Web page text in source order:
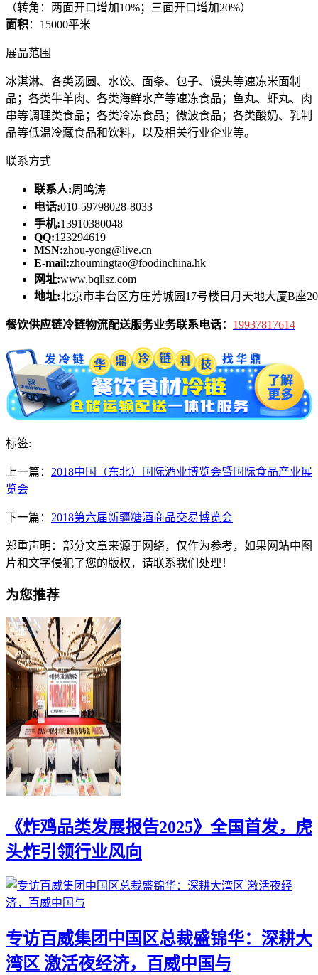
（转角：两面开口增加10%；三面开口增加20%）
面积：15000平米
展品范围
冰淇淋、各类汤圆、水饺、面条、包子、馒头等速冻米面制
品；各类牛羊肉、各类海鲜水产等速冻食品；鱼丸、虾丸、肉
串等调理类食品；各类冷冻食品；微波食品；各类酸奶、乳制
品等低温冷藏食品和饮料，以及相关行业企业等。
联系方式
联系人:周鸣涛
电话:010-59798028-8033
手机:13910380048
QQ:123294619
MSN:zhou-yong@live.cn
E-mail:zhoumingtao@foodinchina.hk
网址:www.bqllsz.com
地址:北京市丰台区方庄芳城园17号楼日月天地大厦B座
餐饮供应链冷链物流配送服务业务联系电话： 19937817614
标签:
上一篇： 2018中国（东北）国际酒业博览会暨国际食品产业展
览会
下一篇： 2018第六届新疆糖酒商品交易博览会
郑重声明：部分文章来源于网络，仅作为参考，如果网站中图
片和文字侵犯了您的版权，请联系我们处理！
为您推荐
《炸鸡品类发展报告2025》全国首发，虎
头炸引领行业风向
专访百威集团中国区总裁盛锦华：深耕大
湾区 激活夜经济，百威中国与